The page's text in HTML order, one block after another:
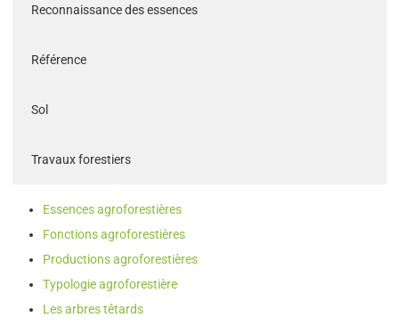
Reconnaissance des essences
Référence
Sol
Travaux forestiers
Essences agroforestières
Fonctions agroforestières
Productions agroforestières
Typologie agroforestière
Les arbres têtards